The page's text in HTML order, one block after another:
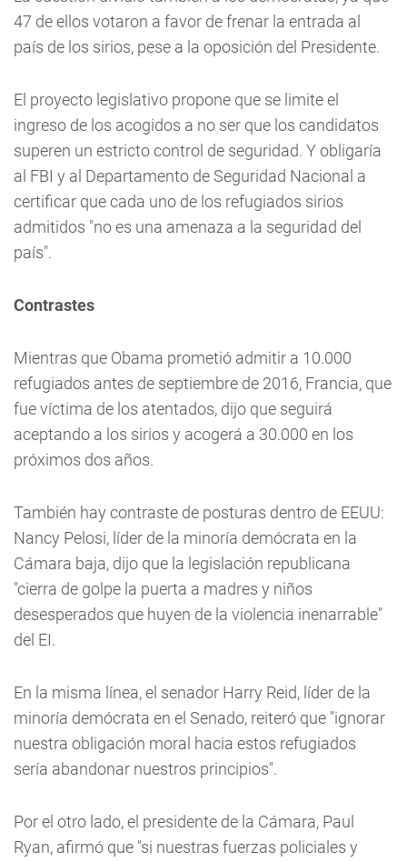
47 de ellos votaron a favor de frenar la entrada al
país de los sirios, pese a la oposición del Presidente.
El proyecto legislativo propone que se limite el
ingreso de los acogidos a no ser que los candidatos
superen un estricto control de seguridad. Y obligaría
al FBI y al Departamento de Seguridad Nacional a
certificar que cada uno de los refugiados sirios
admitidos "no es una amenaza a la seguridad del
país".
Contrastes
Mientras que Obama prometió admitir a 10.000
refugiados antes de septiembre de 2016, Francia, que
fue víctima de los atentados, dijo que seguirá
aceptando a los sirios y acogerá a 30.000 en los
próximos dos años.
También hay contraste de posturas dentro de EEUU:
Nancy Pelosi, líder de la minoría demócrata en la
Cámara baja, dijo que la legislación republicana
"cierra de golpe la puerta a madres y niños
desesperados que huyen de la violencia inenarrable"
del EI.
En la misma línea, el senador Harry Reid, líder de la
minoría demócrata en el Senado, reiteró que "ignorar
nuestra obligación moral hacia estos refugiados
sería abandonar nuestros principios".
Por el otro lado, el presidente de la Cámara, Paul
Ryan, afirmó que "si nuestras fuerzas policiales y